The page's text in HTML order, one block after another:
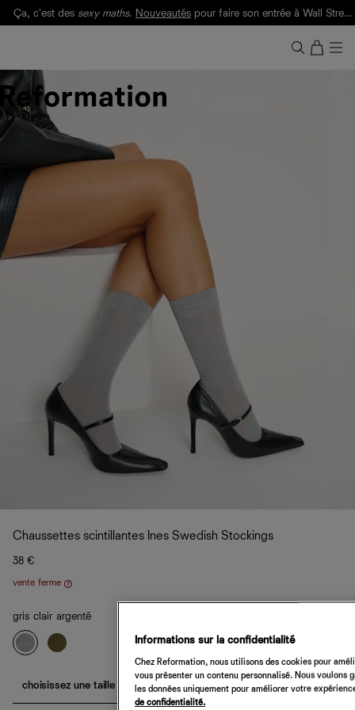
Ça, c'est des sexy maths. Nouveautés pour faire son entrée à Wall Street.
Chaussettes scintillantes Ines Swedish Stockings
38 €
vente ferme
Aide
gris clair argenté
choisissez une taille
Informations sur la confidentialité
Chez Reformation, nous utilisons des cookies pour
vous présenter un contenu personnalisé. Nous
les données uniquement pour améliorer votre
de confidentialité.